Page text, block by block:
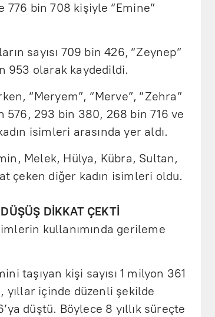
776 bin 708 kişiyle “Emine”
sayısı 709 bin 426, “Zeynep”
953 olarak kaydedildi.
“Meryem”, “Merve”, “Zehra”
576, 293 bin 380, 268 bin 716 ve
isimleri arasında yer aldı.
Melek, Hülya, Kübra, Sultan,
çeken diğer kadın isimleri oldu.
DİKKAT ÇEKTİ
kullanımında gerileme
taşıyan kişi sayısı 1 milyon 361
yıllar içinde düzenli şekilde
düştü. Böylece 8 yıllık süreçte